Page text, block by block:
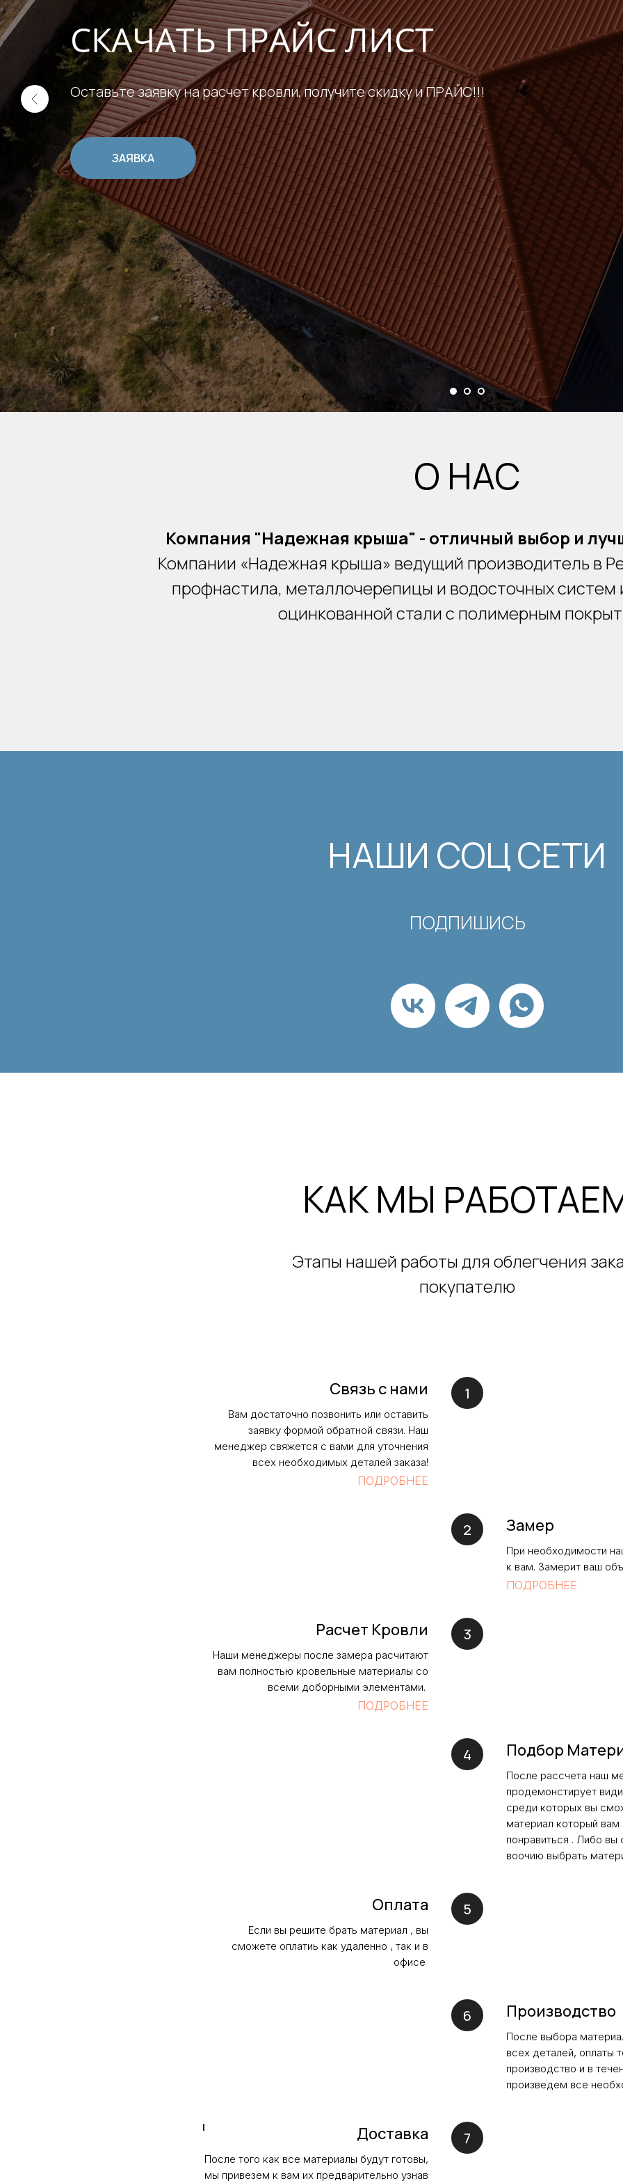
СКАЧАТЬ ПРАЙС ЛИСТ
Оставьте заявку на расчет кровли, получите скидку и ПРАЙС!!!
ЗАЯВКА
О НАС
Компания "Надежная крыша" - отличный выбор и
Компании «Надежная крыша» ведущий производитель в
профнастила, металлочерепицы и водосточных систем
оцинкованной стали с полимерным
НАШИ СОЦ СЕТИ
ПОДПИШИСЬ
КАК МЫ
Этапы нашей работы для облегчения
покупателю
Связь с нами
Вам достаточно позвонить или оставить
заявку формой обратной связи. Наш
менеджер свяжется с вами для уточнения
всех необходимых деталей заказа!
ПОДРОБНЕЕ
Замер
При необходимости
к вам. Замерит ваш
ПОДРОБНЕЕ
Расчет Кровли
Наши менеджеры после замера расчитают
вам полностью кровельные материалы со
всеми доборными элементами.
ПОДРОБНЕЕ
Подбор
После рассчета наш
продемонстирует
среди которых вы
материал который
понравиться . Либо
воочию выбрать
Оплата
Если вы решите брать материал , вы
сможете оплатиь как удаленно , так и в
офисе
Производство
После выбора
всех деталей, оплаты
производство и в
произведем все
Доставка
После того как все материалы будут готовы,
мы привезем к вам их предварительно узнав